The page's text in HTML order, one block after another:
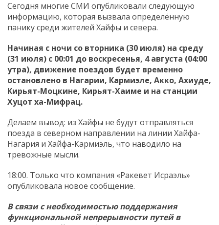
Сегодня многие СМИ опубликовали следующую
информацию, которая вызвала определённую
панику среди жителей Хайфы и севера.
Начиная с ночи со вторника (30 июля) на среду
(31 июля) с 00:01 до воскресенья, 4 августа (04:00
утра), движение поездов будет временно
остановлено в Нагарии, Кармиэле, Акко, Ахиуде,
Кирьят-Моцкине, Кирьят-Хаиме и на станции
Хуцот ха-Мифрац.
Делаем вывод: из Хайфы не будут отправляться
поезда в северном направлении на линии Хайфа-
Нагария и Хайфа-Кармиэль, что наводило на
тревожные мысли.
18:00. Только что компания «Ракевет Исраэль»
опубликовала новое сообщение.
В связи с необходимостью поддержания
функциональной непрерывности путей в